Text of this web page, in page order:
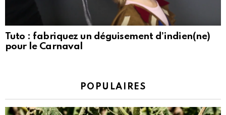
Tuto : fabriquez un déguisement d’indien(ne)
pour le Carnaval
POPULAIRES